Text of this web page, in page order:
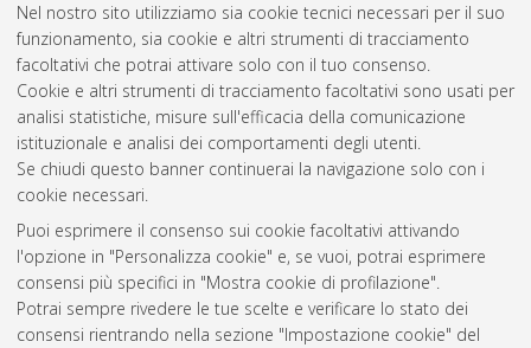
Nel nostro sito utilizziamo sia cookie tecnici necessari per il suo
funzionamento, sia cookie e altri strumenti di tracciamento
facoltativi che potrai attivare solo con il tuo consenso.
Cookie e altri strumenti di tracciamento facoltativi sono usati per
analisi statistiche, misure sull'efficacia della comunicazione
istituzionale e analisi dei comportamenti degli utenti.
Se chiudi questo banner continuerai la navigazione solo con i
cookie necessari.
Puoi esprimere il consenso sui cookie facoltativi attivando
l'opzione in "Personalizza cookie" e, se vuoi, potrai esprimere
consensi più specifici in "Mostra cookie di profilazione".
Potrai sempre rivedere le tue scelte e verificare lo stato dei
consensi rientrando nella sezione "Impostazione cookie" del
2019(1)
Atom
Rss 1.0
Rss 2.0
AMS Laurea
Servizio implementato e gestito da AlmaDL
Impostazioni Cookie